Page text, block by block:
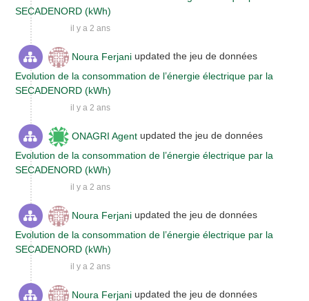
SECADENORD (kWh)
il y a 2 ans
Noura Ferjani updated the jeu de données
Evolution de la consommation de l’énergie électrique par la
SECADENORD (kWh)
il y a 2 ans
ONAGRI Agent updated the jeu de données
Evolution de la consommation de l’énergie électrique par la
SECADENORD (kWh)
il y a 2 ans
Noura Ferjani updated the jeu de données
Evolution de la consommation de l’énergie électrique par la
SECADENORD (kWh)
il y a 2 ans
Noura Ferjani updated the jeu de données